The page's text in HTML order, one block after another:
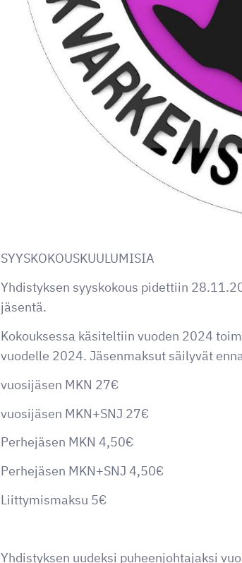
SYYSKOKOUSKUULUMISIA
Yhdistyksen syyskokous pidettiin
jäsentä.
Kokouksessa käsiteltiin vuoden 2024
vuodelle 2024. Jäsenmaksut säilyvät
vuosijäsen MKN 27€
vuosijäsen MKN+SNJ 27€
Perhejäsen MKN 4,50€
Perhejäsen MKN+SNJ 4,50€
Liittymismaksu 5€
Yhdistyksen uudeksi puheenjohtajaksi